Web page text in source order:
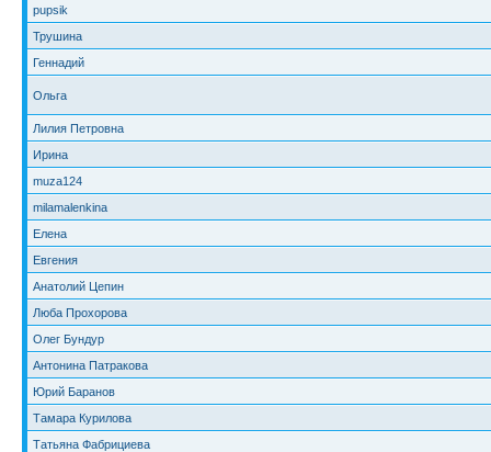
pupsik
Трушина
Геннадий
Ольга
Лилия Петровна
Ирина
muza124
milamalenkina
Елена
Евгения
Анатолий Цепин
Люба Прохорова
Олег Бундур
Антонина Патракова
Юрий Баранов
Тамара Курилова
Татьяна Фабрициева